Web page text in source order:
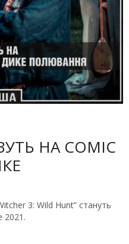
НА COMIC
3: Wild Hunt” стануть
2021.